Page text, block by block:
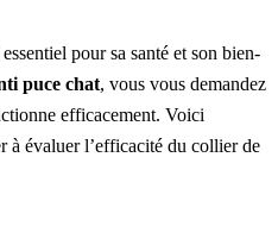
pour sa santé et son bien-
puce chat, vous vous demandez
efficacement. Voici
à évaluer l’efficacité du collier de